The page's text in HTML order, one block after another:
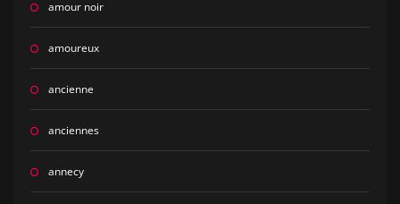
amour noir
amoureux
ancienne
anciennes
annecy